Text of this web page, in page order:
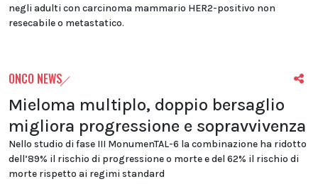
negli adulti con carcinoma mammario HER2-positivo non
resecabile o metastatico.
ONCO NEWS
Mieloma multiplo, doppio bersaglio
migliora progressione e sopravvivenza
Nello studio di fase III MonumenTAL-6 la combinazione ha ridotto
dell’89% il rischio di progressione o morte e del 62% il rischio di
morte rispetto ai regimi standard